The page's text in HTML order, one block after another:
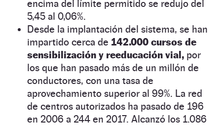
encima del límite permitido se redujo del
5,45 al 0,06%.
Desde la implantación del sistema, se han
impartido cerca de 142.000 cursos de
sensibilización y reeducación vial, por
los que han pasado más de un millón de
conductores, con una tasa de
aprovechamiento superior al 99%. La red
de centros autorizados ha pasado de 196
en 2006 a 244 en 2017. Alcanzó los 1.086